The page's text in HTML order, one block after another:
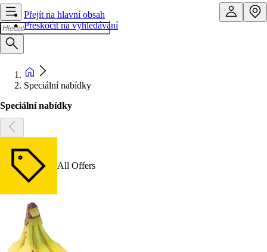
Přejít na hlavní obsah
Přeskočit na vyhledávání
Speciální nabídky
Speciální nabídky
All Offers